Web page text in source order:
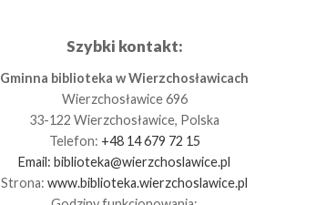
Szybki kontakt:
Gminna biblioteka w Wierzchosławicach
Wierzchosławice 696
33-122 Wierzchosławice, Polska
Telefon: +48 14 679 72 15
Email:biblioteka@wierzchoslawice.pl
Strona:www.biblioteka.wierzchoslawice.pl